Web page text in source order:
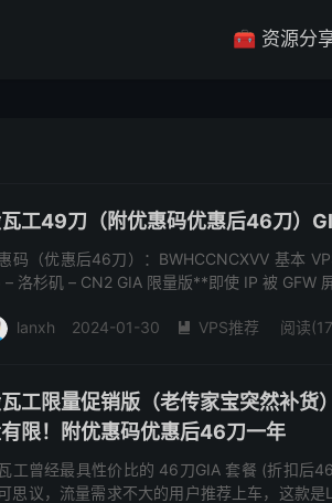
🧰 资源分
工49刀（附优惠码优惠后46刀）
码（优惠后46刀）：BWHCCNCXVV 基本
– 洛杉矶 – CN2 GIA 限量版**即使 IP 被 GFW
lanxh 2024-01-30  VPS推荐 阅读
工限量促销版（老传家宝突然补货
限！附优惠码优惠后46刀一年
工曾经最具性价比的 46刀GIA 套餐 (折扣后
思议，流量需求不大的用户推荐上车，这款